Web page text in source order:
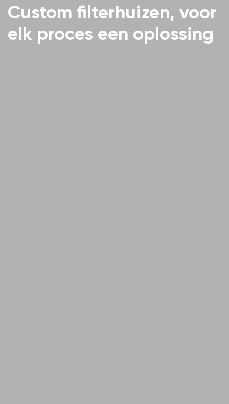
Custom filterhuizen, voor
elk proces een oplossing